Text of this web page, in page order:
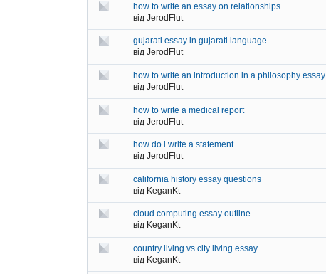
how to write an essay on relationships
від JerodFlut
gujarati essay in gujarati language
від JerodFlut
how to write an introduction in a philosophy essay
від JerodFlut
how to write a medical report
від JerodFlut
how do i write a statement
від JerodFlut
california history essay questions
від KeganKt
cloud computing essay outline
від KeganKt
country living vs city living essay
від KeganKt